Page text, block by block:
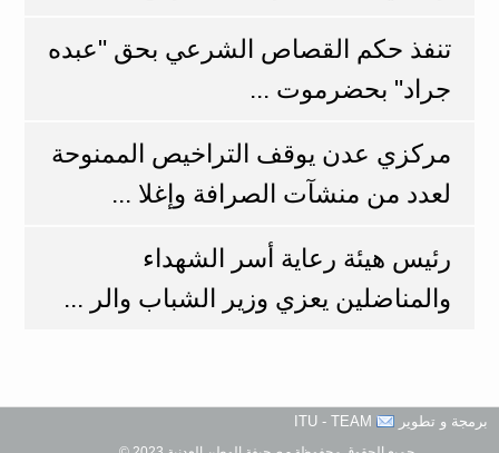
تنفذ حكم القصاص الشرعي بحق "عبده
جراد" بحضرموت ...
مركزي عدن يوقف التراخيص الممنوحة
لعدد من منشآت الصرافة وإغلا ...
رئيس هيئة رعاية أسر الشهداء
والمناضلين يعزي وزير الشباب والر ...
برمجة و تطوير ITU - TEAM